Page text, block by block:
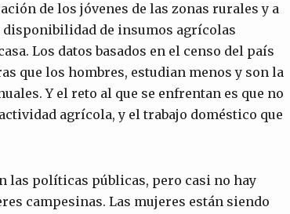
de los jóvenes de las zonas rurales y a
de insumos agrícolas
Los datos basados en el censo del país
que los hombres, estudian menos y son la
Y el reto al que se enfrentan es que no
agrícola, y el trabajo doméstico que
las políticas públicas, pero casi no hay
campesinas. Las mujeres están siendo